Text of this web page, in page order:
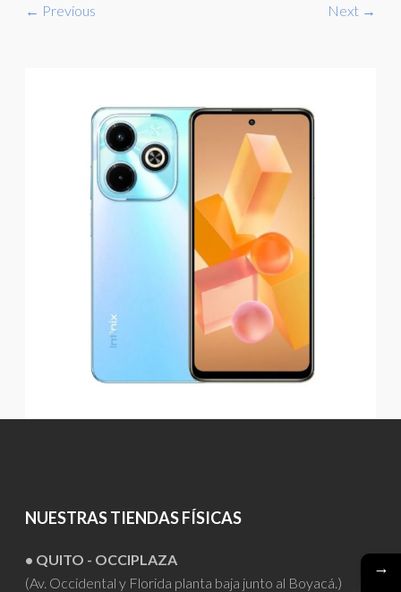
← Previous Next →
NUESTRAS TIENDAS FÍSICAS
• QUITO - OCCIPLAZA
(Av. Occidental y Florida planta baja junto al Boyacá.)
→